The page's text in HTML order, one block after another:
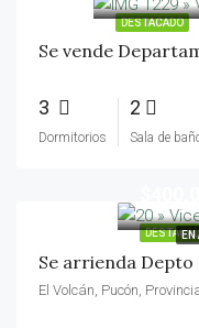
DESTACADO
Se vende
3
Dormitorios
2
Sala de
EN
Se arrienda Depto